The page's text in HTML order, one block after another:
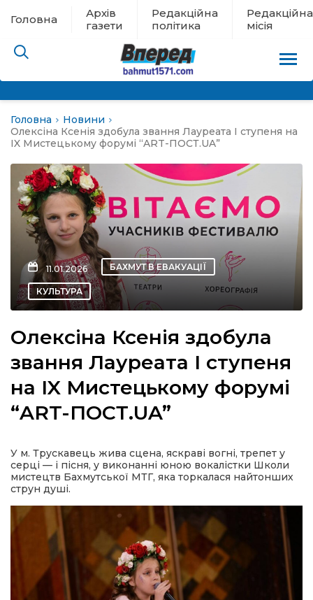
Головна
Архів
газети
Редакційна
політика
Редакційна
місія
евакуації
новини
політика
місія
Головна
Новини
Олексіна Ксенія здобула звання Лауреата І ступеня на
IX Мистецькому форумі “ART-ПОСТ.UA”
11.01.2026 БАХМУТ В ЕВАКУАЦІЇ
КУЛЬТУРА
Олексіна Ксенія здобула
звання Лауреата І ступеня
на IX Мистецькому форумі
“ART-ПОСТ.UA”
У м. Трускавець жива сцена, яскраві вогні, трепет у
серці — і пісня, у виконанні юною вокалістки Школи
мистецтв Бахмутської МТГ, яка торкалася найтонших
струн душі.